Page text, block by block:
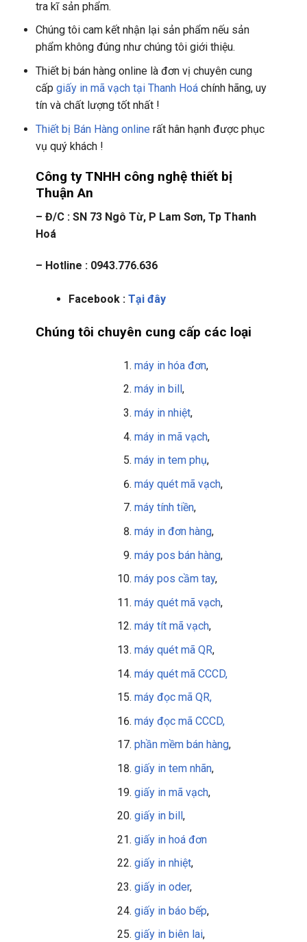
tra kĩ sản phẩm.
Chúng tôi cam kết nhận lại sản phẩm nếu sản
phẩm không đúng như chúng tôi giới thiệu.
Thiết bị bán hàng online là đơn vị chuyên cung
cấp giấy in mã vạch tại Thanh Hoáchính hãng, uy
tín và chất lượng tốt nhất !
Thiết bị Bán Hàng online rất hân hạnh được phục
vụ quý khách !
Công ty TNHH công nghệ thiết bị
Thuận An
– Đ/C : SN 73 Ngô Từ, P Lam Sơn, Tp Thanh
Hoá
– Hotline : 0943.776.636
Facebook : Tại đây
Chúng tôi chuyên cung cấp các loại
máy in hóa đơn,
máy in bill ,
máy in nhiệt,
máy in mã vạch,
máy in tem phụ,
máy quét mã vạch,
máy tính tiền,
máy in đơn hàng,
máy pos bán hàng,
máy pos cầm tay,
máy quét mã vạch,
máy tít mã vạch,
máy quét mã QR,
máy quét mã CCCD,
máy đọc mã QR,
máy đọc mã CCCD,
phần mềm bán hàng,
giấy in tem nhãn,
giấy in mã vạch,
giấy in bill,
giấy in hoá đơn
giấy in nhiệt,
giấy in oder,
giấy in báo bếp,
giấy in biên lai,